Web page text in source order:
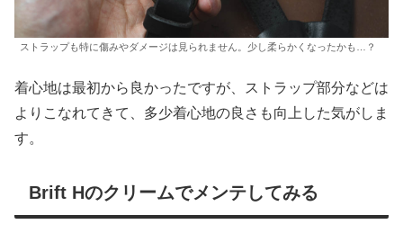
ストラップも特に傷みやダメージは見られません。少し柔らかくなったかも…？
着心地は最初から良かったですが、ストラップ部分などは
よりこなれてきて、多少着心地の良さも向上した気がしま
す。
Brift Hのクリームでメンテしてみる